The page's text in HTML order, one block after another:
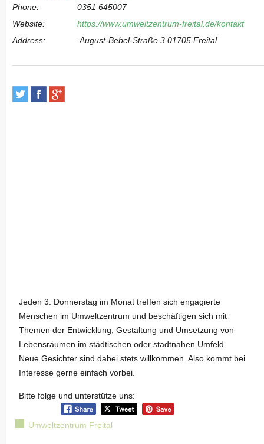
Phone:
0351 645007
Website:
https://www.umweltzentrum-freital.de/kontakt
Address:
August-Bebel-Straße 3 01705 Freital
Jeden 3. Donnerstag im Monat treffen sich engagierte
Menschen im Umweltzentrum und beschäftigen sich mit
Themen der Entwicklung, Gestaltung und Umsetzung von
Lebensräumen im städtischen oder stadtnahen Umfeld.
Neue Gesichter sind dabei stets willkommen. Also kommt bei
Interesse gerne einfach vorbei.
Bitte folge und unterstütze uns:
Umweltzentrum Freital